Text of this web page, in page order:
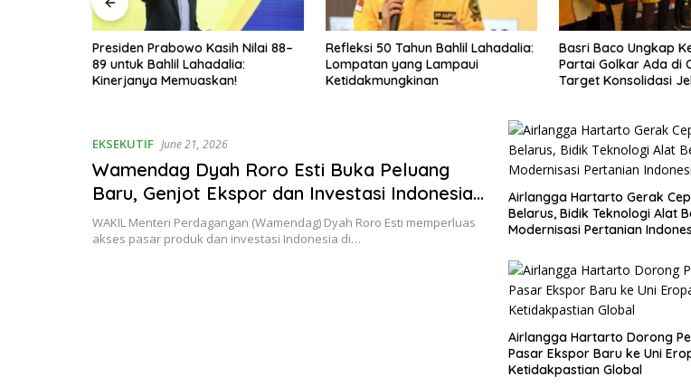
Presiden Prabowo Kasih Nilai 88–
89 untuk Bahlil Lahadalia:
Kinerjanya Memuaskan!
Refleksi 50 Tahun Bahlil Lahadalia:
Lompatan yang Lampaui
Ketidakmungkinan
Basri Baco Ungkap
Partai Golkar Ada di
Target Konsolidasi
EKSEKUTIF June 21, 2026
Wamendag Dyah Roro Esti Buka Peluang
Baru, Genjot Ekspor dan Investasi Indonesia
ke Asia Tengah
WAKIL Menteri Perdagangan (Wamendag) Dyah Roro Esti memperluas
akses pasar produk dan investasi Indonesia di…
Airlangga Hartarto Gerak
Belarus, Bidik Teknologi Alat
Modernisasi Pertanian
Airlangga Hartarto Dorong
Pasar Ekspor Baru ke Uni
Ketidakpastian Global